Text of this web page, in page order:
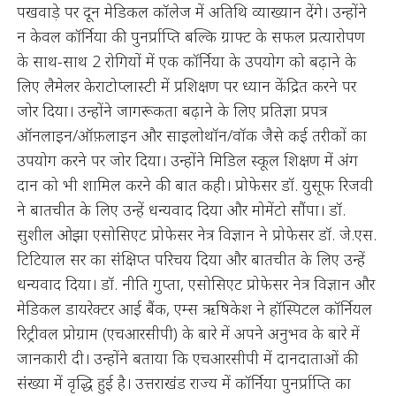
पखवाड़े पर दून मेडिकल कॉलेज में अतिथि व्याख्यान देंगे। उन्होंने
न केवल कॉर्निया की पुनर्प्राप्ति बल्कि ग्राफ्ट के सफल प्रत्यारोपण
के साथ-साथ 2 रोगियों में एक कॉर्निया के उपयोग को बढ़ाने के
लिए लैमेलर केराटोप्लास्टी में प्रशिक्षण पर ध्यान केंद्रित करने पर
जोर दिया। उन्होंने जागरूकता बढ़ाने के लिए प्रतिज्ञा प्रपत्र
ऑनलाइन/ऑफ़लाइन और साइलोथॉन/वॉक जैसे कई तरीकों का
उपयोग करने पर जोर दिया। उन्होंने मिडिल स्कूल शिक्षण में अंग
दान को भी शामिल करने की बात कही। प्रोफेसर डॉ. युसूफ रिजवी
ने बातचीत के लिए उन्हें धन्यवाद दिया और मोमेंटो सौंपा। डॉ.
सुशील ओझा एसोसिएट प्रोफेसर नेत्र विज्ञान ने प्रोफेसर डॉ. जे.एस.
टिटियाल सर का संक्षिप्त परिचय दिया और बातचीत के लिए उन्हें
धन्यवाद दिया। डॉ. नीति गुप्ता, एसोसिएट प्रोफेसर नेत्र विज्ञान और
मेडिकल डायरेक्टर आई बैंक, एम्स ऋषिकेश ने हॉस्पिटल कॉर्नियल
रिट्रीवल प्रोग्राम (एचआरसीपी) के बारे में अपने अनुभव के बारे में
जानकारी दी। उन्होंने बताया कि एचआरसीपी में दानदाताओं की
संख्या में वृद्धि हुई है। उत्तराखंड राज्य में कॉर्निया पुनर्प्राप्ति का